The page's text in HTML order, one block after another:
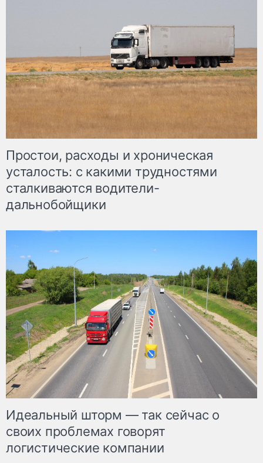
Простои, расходы и хроническая
усталость: с какими трудностями
сталкиваются водители-
дальнобойщики
Идеальный шторм — так сейчас о
своих проблемах говорят
логистические компании